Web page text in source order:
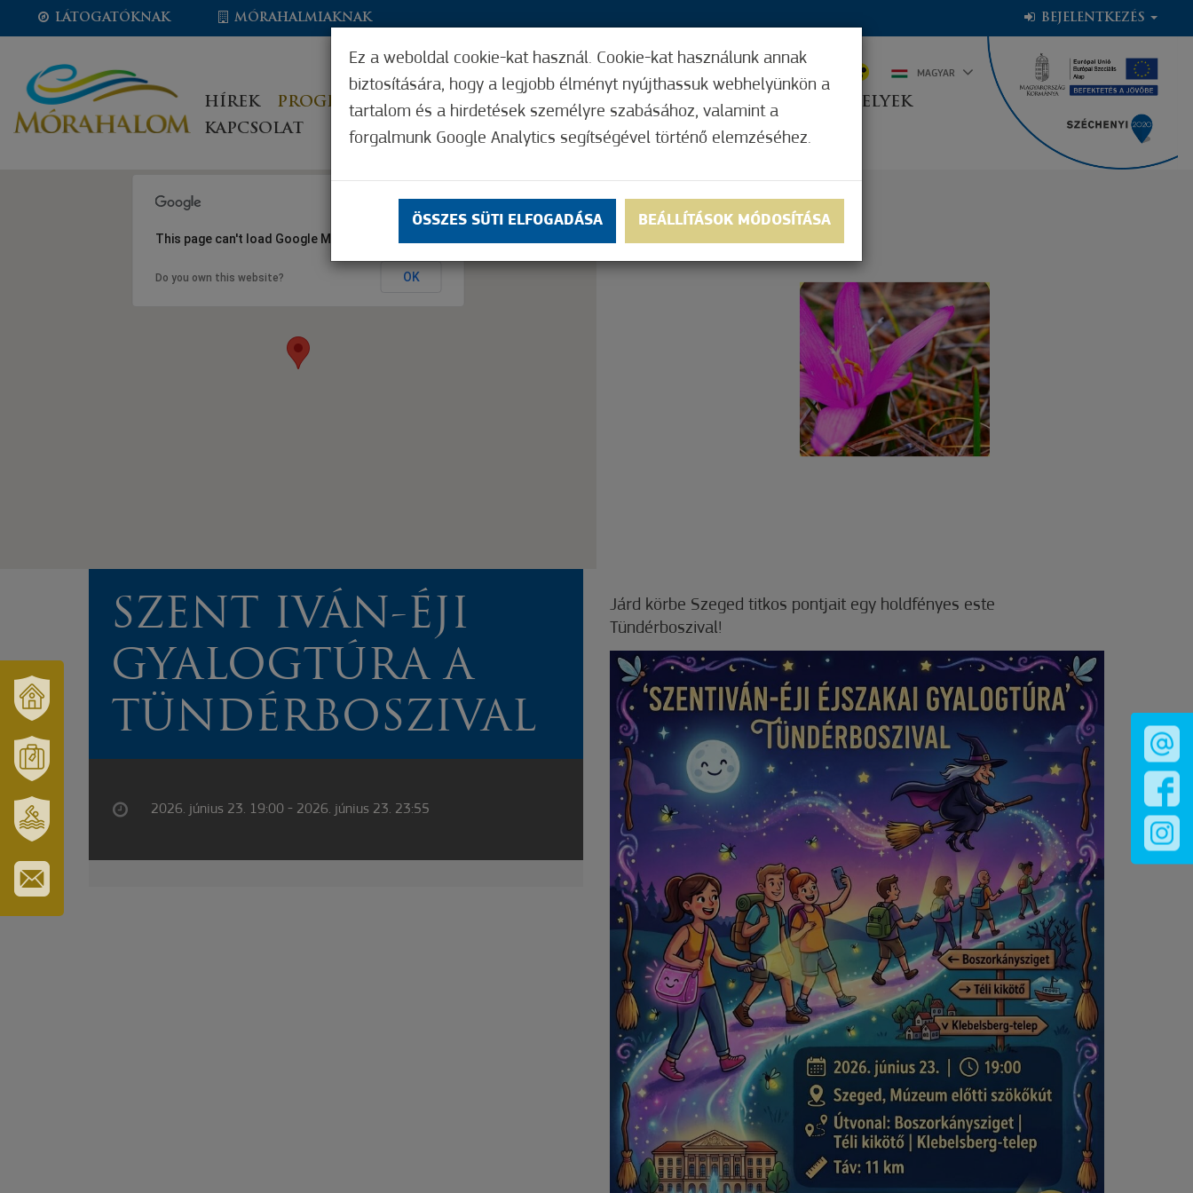
ÉS
TÉRSÉGÜNK
TURISZTIKA
ERZSÉBET
GYÓGYFÜRDŐ
IRATKOZZON
LÁTOGATÓKNAK MÓRAHALMIAKNAK BEJELENTKEZÉS
HÍREK PROGRAMOK ÍGY MŰKÖDIK HASZNOS FUNKCIÓK
ELFOGADÓHELYEK
KAPCSOLAT
MAGYAR
This page can't load Google Maps correctly.
Do you own this website? OK
Nem értékelt
SZENT IVÁN-ÉJI
GYALOGTÚRA A
TÜNDÉRBOSZIVAL
2026. június 23. 19:00 - 2026. június 23. 23:55
Járd körbe Szeged titkos pontjait egy holdfényes este
Tündérboszival!
Ez a weboldal cookie-kat használ. Cookie-kat használunk annak
biztosítására, hogy a legjobb élményt nyújthassuk webhelyünkön a
tartalom és a hirdetések személyre szabásához, valamint a
forgalmunk Google Analytics segítségével történő elemzéséhez.
ÖSSZES SÜTI ELFOGADÁSA BEÁLLÍTÁSOK MÓDOSÍTÁSA